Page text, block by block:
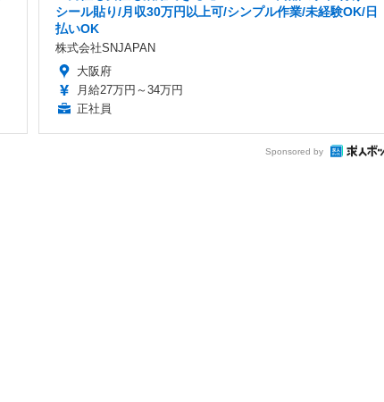
シール貼り/月収30万円以上可/シンプル作業/未経験OK/日
払いOK
株式会社SNJAPAN
大阪府
月給27万円～34万円
正社員
Sponsored by